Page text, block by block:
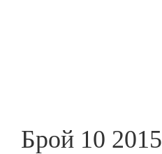
Брой 10 2015